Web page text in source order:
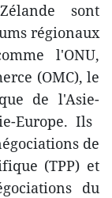
sont
régionaux
​l'ONU,
(OMC), le
de l'Asie-
Europe. Ils
de
(TPP) et
du